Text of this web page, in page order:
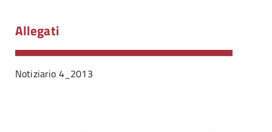
Allegati
Notiziario 4_2013